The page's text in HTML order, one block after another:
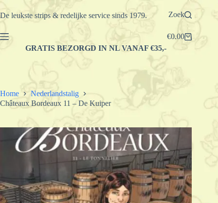
Ga
naar
De leukste strips & redelijke service sinds 1979. Zoek
Winkelwagen
€0.00
GRATIS BEZORGD IN NL VANAF €35,-
Home
Nederlandstalig
Châteaux Bordeaux 11 – De Kuiper